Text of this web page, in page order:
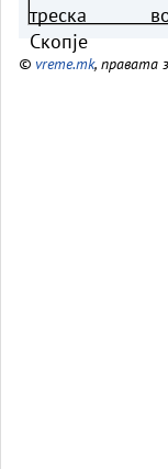
© vreme.mk, правата